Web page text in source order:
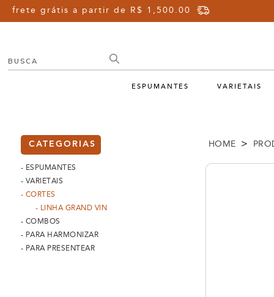
frete grátis a partir de R$ 1,500.00
ESPUMANTES VARIETAIS
CATEGORIAS
- ESPUMANTES
- VARIETAIS
- CORTES
- LINHA GRAND VIN
- COMBOS
- PARA HARMONIZAR
- PARA PRESENTEAR
HOME >